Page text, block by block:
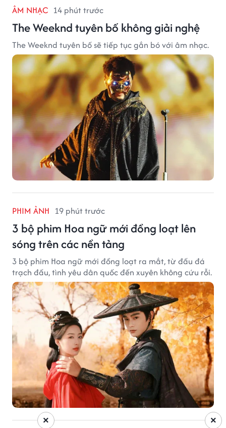
ÂM NHẠC 14 phút trước
The Weeknd tuyên bố không giải nghệ
The Weeknd tuyên bố sẽ tiếp tục gắn bó với âm nhạc.
PHIM ẢNH 19 phút trước
3 bộ phim Hoa ngữ mới đồng loạt lên
sóng trên các nền tảng
3 bộ phim Hoa ngữ mới đồng loạt ra mắt, từ đấu đá
trạch đấu, tình yêu dân quốc đến xuyên không cứu rỗi.
×
×